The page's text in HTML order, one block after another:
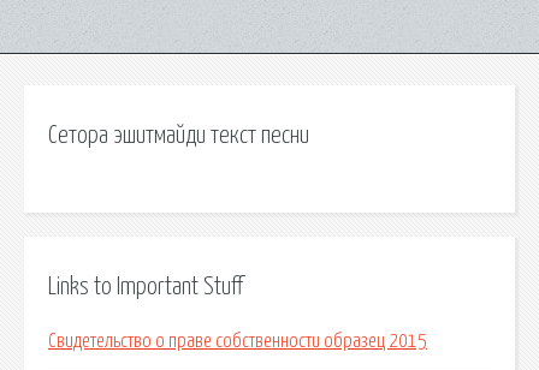
Сетора эшитмайди текст песни
Links to Important Stuff
Свидетельство о праве собственности образец 2015